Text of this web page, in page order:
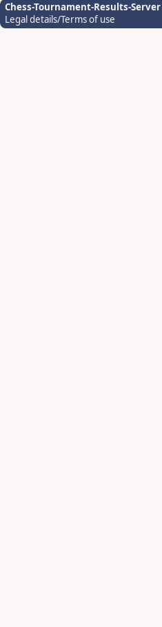
Chess-Tournament-Results-Server
Legal details/Terms of use